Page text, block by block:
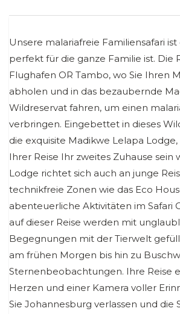
Unsere malariafreie Familiensafari ist
perfekt für die ganze Familie ist. Die
Flughafen OR Tambo, wo Sie Ihren
abholen und in das bezaubernde
Wildreservat fahren, um einen
verbringen. Eingebettet in dieses
die exquisite Madikwe Lelapa
Ihrer Reise Ihr zweites Zuhause sein
Lodge richtet sich auch an junge
technikfreie Zonen wie das Eco
abenteuerliche Aktivitäten im Safari
auf dieser Reise werden mit
Begegnungen mit der Tierwelt
am frühen Morgen bis hin zu
Sternenbeobachtungen. Ihre Reise
Herzen und einer Kamera voller
Sie Johannesburg verlassen und die